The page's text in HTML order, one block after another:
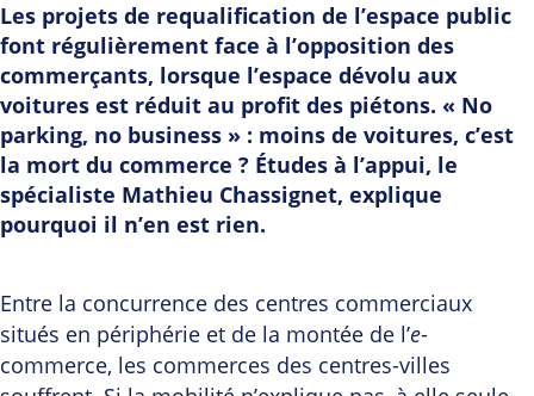
Les projets de requalification de l’espace public
font régulièrement face à l’opposition des
commerçants, lorsque l’espace dévolu aux
voitures est réduit au profit des piétons. « No
parking, no business » : moins de voitures, c’est
la mort du commerce ? Études à l’appui, le
spécialiste Mathieu Chassignet, explique
pourquoi il n’en est rien.
Entre la concurrence des centres commerciaux
situés en périphérie et de la montée de l’e-
commerce, les commerces des centres-villes